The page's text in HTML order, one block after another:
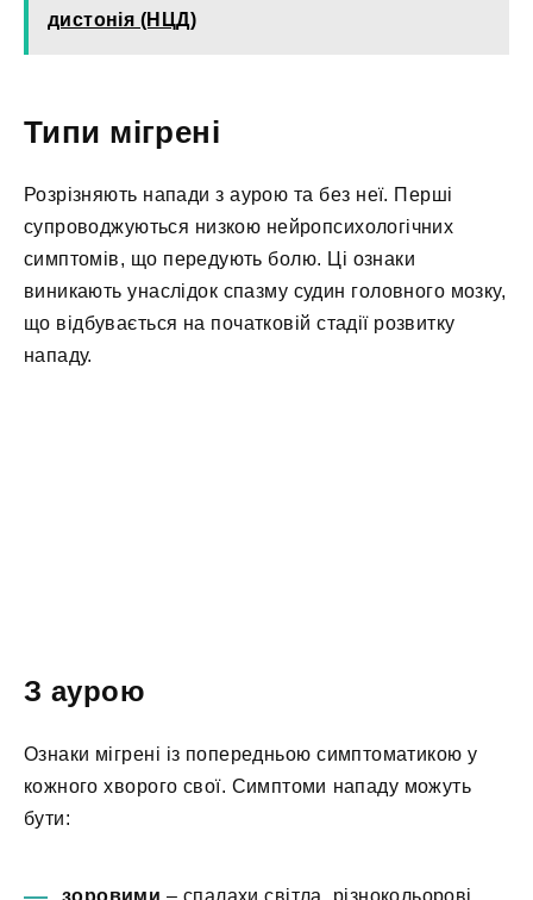
дистонія (НЦД)
Типи мігрені
Розрізняють напади з аурою та без неї. Перші
супроводжуються низкою нейропсихологічних
симптомів, що передують болю. Ці ознаки
виникають унаслідок спазму судин головного мозку,
що відбувається на початковій стадії розвитку
нападу.
З аурою
Ознаки мігрені із попередньою симптоматикою у
кожного хворого свої. Симптоми нападу можуть
бути:
зоровими – спалахи світла, різнокольорові